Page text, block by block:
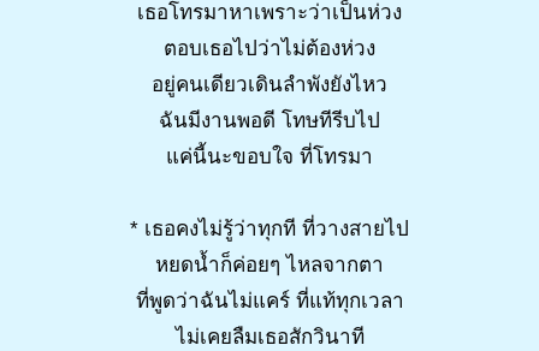
เธอโทรมาหาเพราะว่าเป็นห่วง
ตอบเธอไปว่าไม่ต้องห่วง
อยู่คนเดียวเดินลำพังยังไหว
ฉันมีงานพอดี โทษทีรีบไป
แค่นี้นะขอบใจ ที่โทรมา
* เธอคงไม่รู้ว่าทุกที ที่วางสายไป
หยดน้ำก็ค่อยๆ ไหลจากตา
ที่พูดว่าฉันไม่แคร์ ที่แท้ทุกเวลา
ไม่เคยลืมเธอสักวินาที